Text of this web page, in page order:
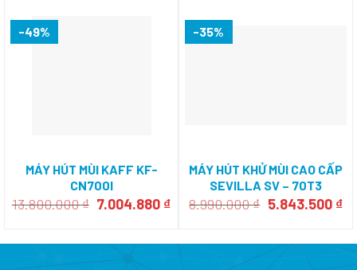
-49%
MÁY HÚT MÙI KAFF KF-
CN700I
13.800.000₫ Giá
13.800.000 ₫.
7.004.880 ₫Giá
là:
-35%
MÁY HÚT KHỬ MÙI CAO CẤP
SEVILLA SV – 70T3
8.990.000₫ Giá
8.990.000 ₫.
5.843.500 ₫
là: